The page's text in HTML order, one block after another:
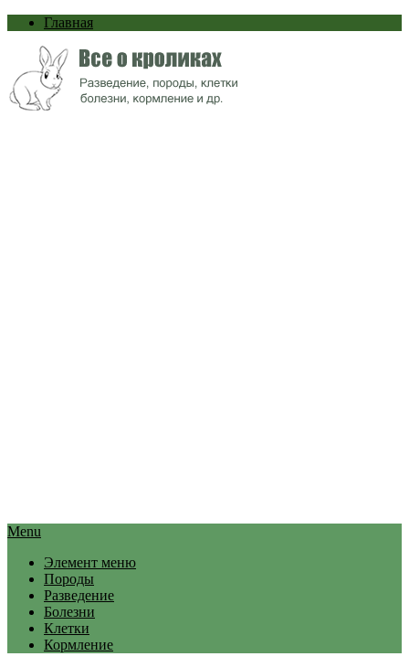
Главная
Menu
Элемент меню
Породы
Разведение
Болезни
Клетки
Кормление